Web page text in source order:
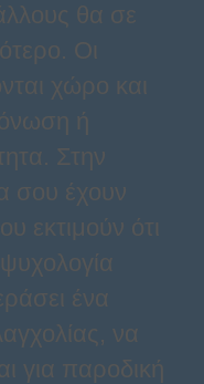
θα σε
Οι
χώρο και
ή
Στην
σου έχουν
εκτιμούν ότι
ένα
να
για παροδική